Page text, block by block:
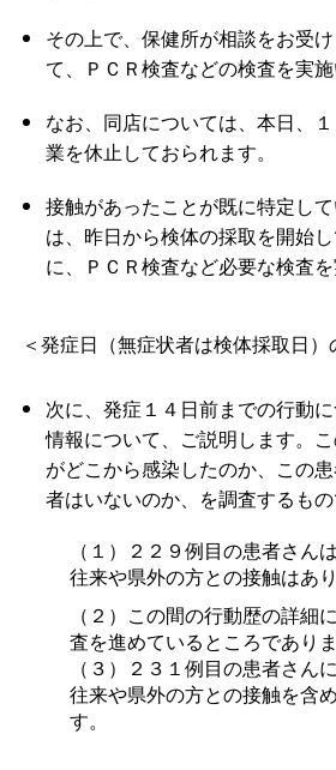
その上で、保健所が相談をお受
て、ＰＣＲ検査などの検査を実施
なお、同店については、本日、
業を休止しておられます。
接触があったことが既に特定し
は、昨日から検体の採取を開始
に、ＰＣＲ検査など必要な検査を
＜発症日（無症状者は検体採取日
次に、発症１４日前までの行動
情報について、ご説明します。
がどこから感染したのか、この
者はいないのか、を調査するもの
（１）２２９例目の患者さん
往来や県外の方との接触はあり
（２）この間の行動歴の詳細
査を進めているところでありま
（３）２３１例目の患者さん
往来や県外の方との接触を含
す。